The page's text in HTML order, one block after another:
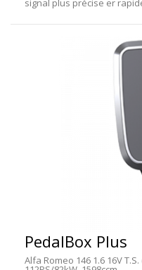
signal plus précise er
PedalBox Plus
Alfa Romeo 146 1.6 16V T.S.